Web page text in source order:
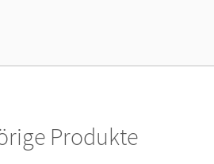
Produkte